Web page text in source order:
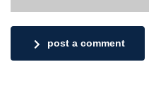
post a comment